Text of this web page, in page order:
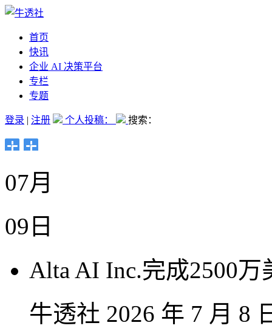
首页
快讯
企业 AI 决策平台
专栏
专题
登录 | 注册 个人投稿： 搜索：
07月
09日
Alta AI Inc.完成2500
牛透社 2026 年 7 月 8